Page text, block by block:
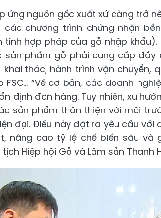
ứng nguồn gốc xuất xứ càng trở
chương trình chứng nhận bền
tính hợp pháp của gỗ nhập khẩu).
sản phẩm gỗ phải cung cấp
thác, hành trình vận chuyển,
FSC... “Về cơ bản, các doanh
định đơn hàng. Tuy nhiên, xu
sản phẩm thân thiện với môi
đại. Điều này đặt ra yêu cầu với
nâng cao tỷ lệ chế biến sâu và
tịch Hiệp hội Gỗ và Lâm sản Thanh